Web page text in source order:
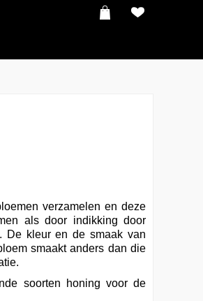
verzamelen en deze
als door indikking door
De kleur en de smaak van
smaakt anders dan die
soorten honing voor de